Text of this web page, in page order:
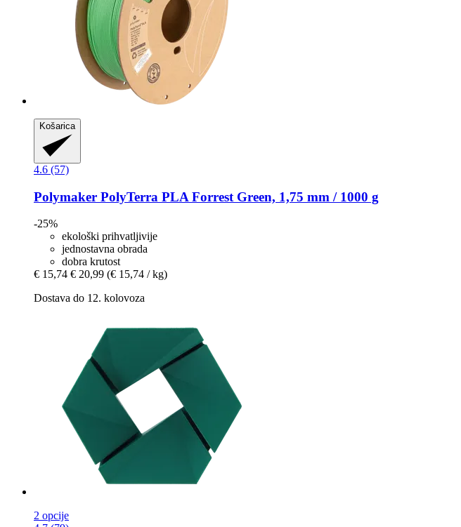
Košarica
4.6 (57)
Polymaker PolyTerra PLA Forrest Green, 1,75 mm / 1000 g
-25%
ekološki prihvatljivije
jednostavna obrada
dobra krutost
€ 15,74 € 20,99 (€ 15,74 / kg)
Dostava do 12. kolovoza
2 opcije